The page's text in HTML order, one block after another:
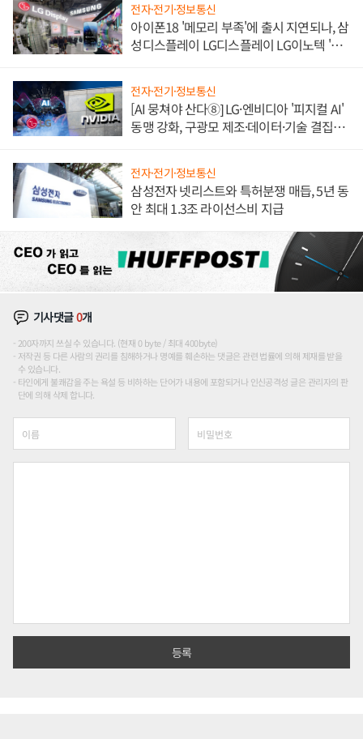
전자·전기·정보통신
아이폰18 '메모리 부족'에 출시 지연되나, 삼
성디스플레이 LG디스플레이 LG이노텍 '탈
전자·전기·정보통신
[AI 뭉쳐야 산다⑧] LG·엔비디아 '피지컬 AI'
동맹 강화, 구광모 제조·데이터·기술 결집
전자·전기·정보통신
삼성전자 넷리스트와 특허분쟁 매듭, 5년 동
안 최대 1.3조 라이선스비 지급
기사댓글0개
200자까지 쓰실 수 있습니다. (현재 0 byte / 최대 400byte)
저작권 등 다른 사람의 권리를 침해하거나 명예를 훼손하는 댓글은 관련 법률에 의해 제재를 받을
수 있습니다.
타인에게 불쾌감을 주는 욕설 등 비하하는 단어가 내용에 포함되거나 인신공격성 글은 관리자의 판
단에 의해 삭제 합니다.